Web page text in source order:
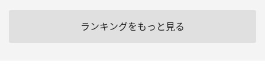
ランキングをもっと見る